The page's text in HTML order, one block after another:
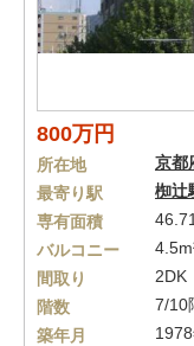
800万円
所在地 京都
最寄り駅
椥辻
専有面積
バルコニー
間取り
2DK
階数
7/10
築年月